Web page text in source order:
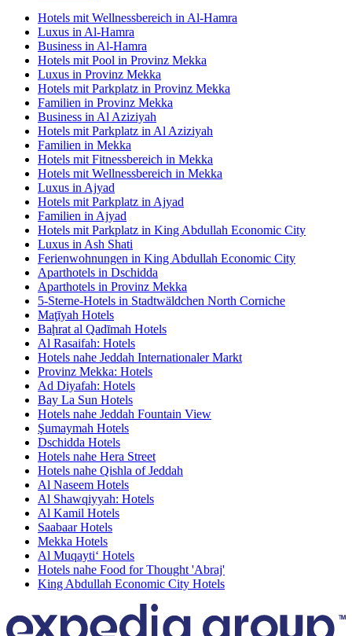
Hotels mit Wellnessbereich in Al-Hamra
Luxus in Al-Hamra
Business in Al-Hamra
Hotels mit Pool in Provinz Mekka
Luxus in Provinz Mekka
Hotels mit Parkplatz in Provinz Mekka
Familien in Provinz Mekka
Business in Al Aziziyah
Hotels mit Parkplatz in Al Aziziyah
Familien in Mekka
Hotels mit Fitnessbereich in Mekka
Hotels mit Wellnessbereich in Mekka
Luxus in Ajyad
Hotels mit Parkplatz in Ajyad
Familien in Ajyad
Hotels mit Parkplatz in King Abdullah Economic City
Luxus in Ash Shati
Ferienwohnungen in King Abdullah Economic City
Aparthotels in Dschidda
Aparthotels in Provinz Mekka
5-Sterne-Hotels in Stadtwäldchen North Corniche
Maţīyah Hotels
Baḩrat al Qadīmah Hotels
Al Rasaifah: Hotels
Hotels nahe Jeddah Internationaler Markt
Provinz Mekka: Hotels
Ad Diyafah: Hotels
Bay La Sun Hotels
Hotels nahe Jeddah Fountain View
Şumaymah Hotels
Dschidda Hotels
Hotels nahe Hera Street
Hotels nahe Qishla of Jeddah
Al Naseem Hotels
Al Shawqiyyah: Hotels
Al Kamil Hotels
Saabaar Hotels
Mekka Hotels
Al Muqayti‘ Hotels
Hotels nahe Food for Thought 'Abraj'
King Abdullah Economic City Hotels